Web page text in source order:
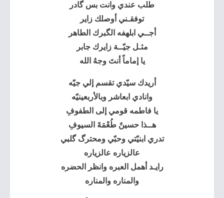
طلب عندي وانت بس گادر
توفقـني أوصلك زاير
أجــي ابلهفه الگبرك الطاهر
مثـل جيّــة زايرك جابر
يا إماماً أنتَ وجهُ الله
أريدك سيّدي تقسم إلي جيّه
وانادي ابعاشر وبالأربعينيّه
يا فاطمه قومي إلى الطفوفِ
هــذا حسينٌ طُعْمَةَ السيوفِ
تدري ابنيّتي وحبّي ومحترگ گلبي
عالزياره عالزياره
رايـد أهمل العبره وانظر الحضره
والمناره والمناره